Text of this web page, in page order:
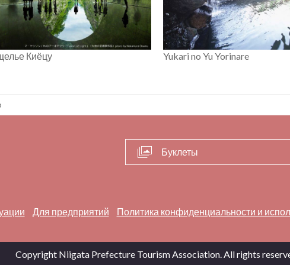
Киёцу Yukari no Yu Yorinare
Буклеты
Для предприятий Политика конфиденциальности и
Copyright Niigata Prefecture Tourism Association. All rights